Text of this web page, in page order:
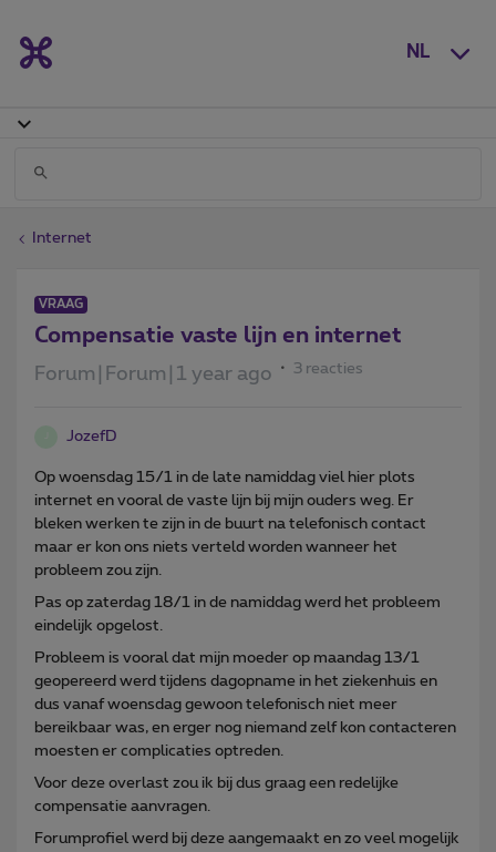
NL
Internet
VRAAG
Compensatie vaste lijn en internet
Forum|Forum|1 year ago 3 reacties
JozefD
Op woensdag 15/1 in de late namiddag viel hier plots
internet en vooral de vaste lijn bij mijn ouders weg. Er
bleken werken te zijn in de buurt na telefonisch contact
maar er kon ons niets verteld worden wanneer het
probleem zou zijn.
Pas op zaterdag 18/1 in de namiddag werd het probleem
eindelijk opgelost.
Probleem is vooral dat mijn moeder op maandag 13/1
geopereerd werd tijdens dagopname in het ziekenhuis en
dus vanaf woensdag gewoon telefonisch niet meer
bereikbaar was, en erger nog niemand zelf kon contacteren
moesten er complicaties optreden.
Voor deze overlast zou ik bij dus graag een redelijke
compensatie aanvragen.
Forumprofiel werd bij deze aangemaakt en zo veel mogelijk